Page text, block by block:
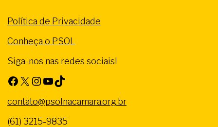
Política de Privacidade
Conheça o PSOL
Siga-nos nas redes sociais!
Facebook X Instagram Youtube TikTok
contato@psolnacamara.org.br
(61) 3215-9835